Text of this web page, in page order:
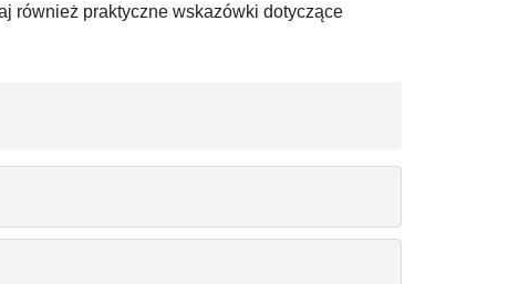
również praktyczne wskazówki dotyczące